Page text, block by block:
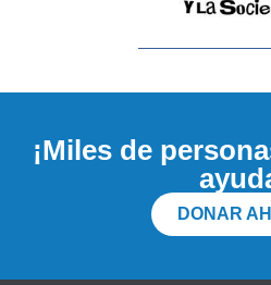
¡Miles de
DONAR